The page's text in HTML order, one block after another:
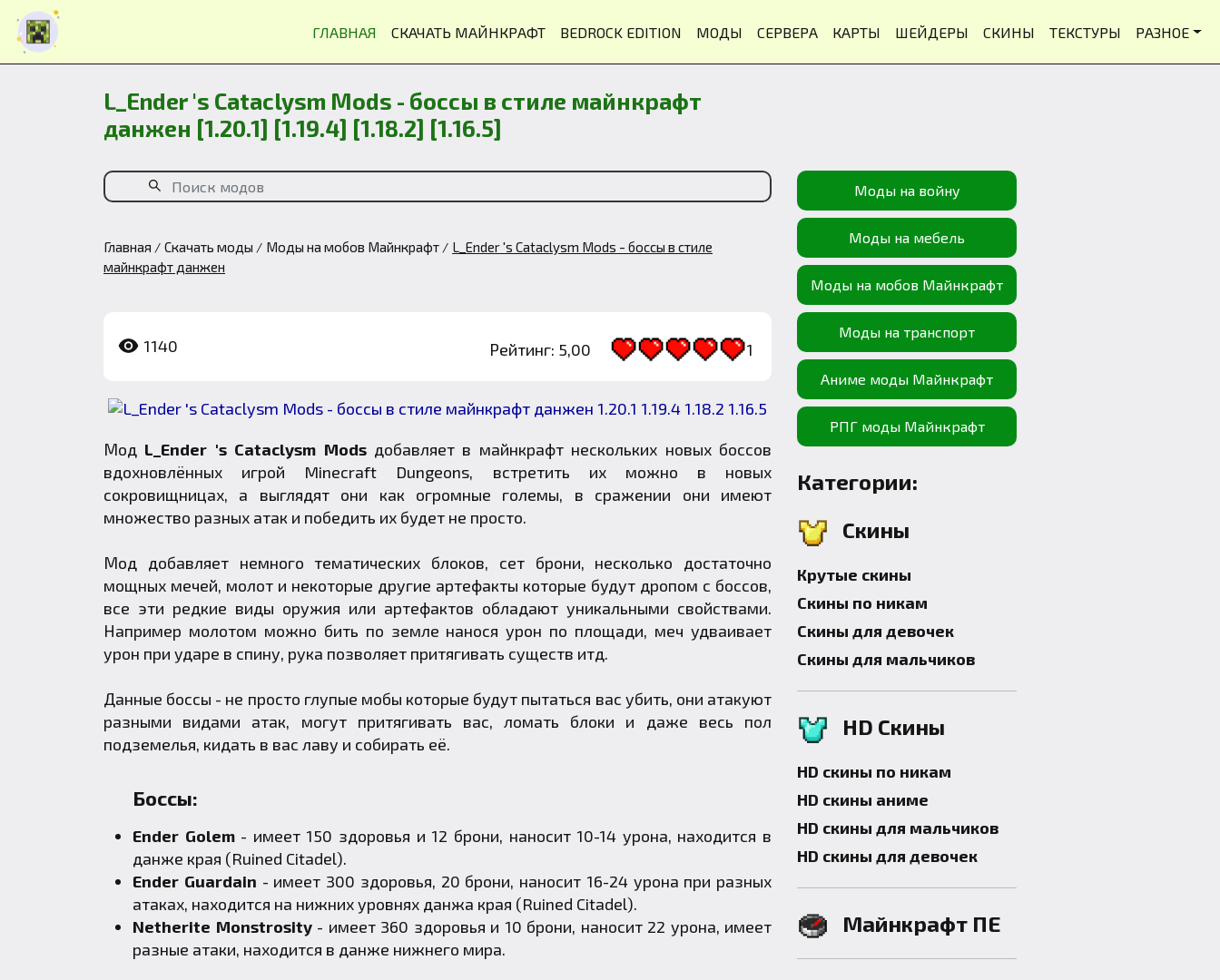
ГЛАВНАЯ СКАЧАТЬ МАЙНКРАФТ BEDROCK EDITION МОДЫ СЕРВЕРА КАРТЫ ШЕЙДЕРЫ СКИНЫ ТЕКСТУРЫ РАЗНОЕ
L_Ender 's Cataclysm Mods - боссы в стиле майнкрафт
данжен [1.20.1] [1.19.4] [1.18.2] [1.16.5]
Главная Скачать моды Моды на мобов Майнкрафт
L_Ender 's Cataclysm Mods - боссы в стиле
майнкрафт данжен
1140
Рейтинг: 5,00
1
Мод L_Ender 's Cataclysm Modsдобавляет в майнкрафт нескольких новых боссов
вдохновлённых игрой Minecraft Dungeons, встретить их можно в новых
сокровищницах, а выглядят они как огромные големы, в сражении они имеют
множество разных атак и победить их будет не просто.
Мод добавляет немного тематических блоков, сет брони, несколько достаточно
мощных мечей, молот и некоторые другие артефакты которые будут дропом с боссов,
все эти редкие виды оружия или артефактов обладают уникальными свойствами.
Например молотом можно бить по земле нанося урон по площади, меч удваивает
урон при ударе в спину, рука позволяет притягивать существ итд.
Данные боссы - не просто глупые мобы которые будут пытаться вас убить, они атакуют
разными видами атак, могут притягивать вас, ломать блоки и даже весь пол
подземелья, кидать в вас лаву и собирать её.
Боссы:
Ender Golem- имеет 150 здоровья и 12 брони, наносит 10-14 урона, находится в
данже края (Ruined Citadel).
Ender Guardain - имеет 300 здоровья, 20 брони, наносит 16-24 урона при разных
атаках, находится на нижних уровнях данжа края (Ruined Citadel).
Netherite Monstrosity- имеет 360 здоровья и 10 брони, наносит 22 урона, имеет
разные атаки, находится в данже нижнего мира.
Моды на войну
Моды на мебель
Моды на мобов Майнкрафт
Моды на транспорт
Аниме моды Майнкрафт
РПГ моды Майнкрафт
Категории:
Скины
Крутые скины
Скины по никам
Скины для девочек
Скины для мальчиков
HD Скины
HD скины по никам
HD скины аниме
HD скины для мальчиков
HD скины для девочек
Майнкрафт ПЕ